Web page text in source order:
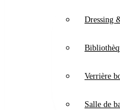
Dressing
Verrière
Salle de